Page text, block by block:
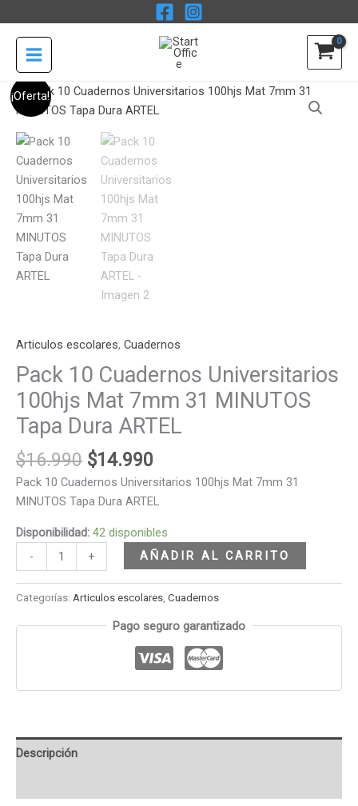
al
contenido
¡Oferta!
Articulos escolares, Cuadernos
Pack 10 Cuadernos Universitarios
100hjs Mat 7mm 31 MINUTOS
Tapa Dura ARTEL
$16.990
El
precio
original
era:
$16.990.
$14.990
El
precio
es:
$14.990.
Pack 10 Cuadernos Universitarios 100hjs Mat 7mm 31
MINUTOS Tapa Dura ARTEL
Disponibilidad: 42 disponibles
-
Pack
10
Cuadernos
Universitarios
100hjs
Mat
7mm
31
MINUTOS
Tapa
Dura
+ AÑADIR AL CARRITO
Categorías: Articulos escolares, Cuadernos
Pago seguro garantizado
Descripción
100hjs
Mat
7mm
31
MINUTOS
Tapa
Dura
ARTEL
cantidad